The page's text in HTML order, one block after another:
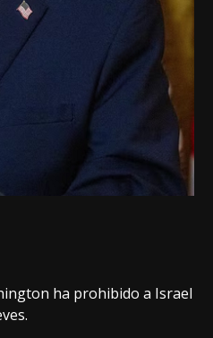
ha prohibido a Israel